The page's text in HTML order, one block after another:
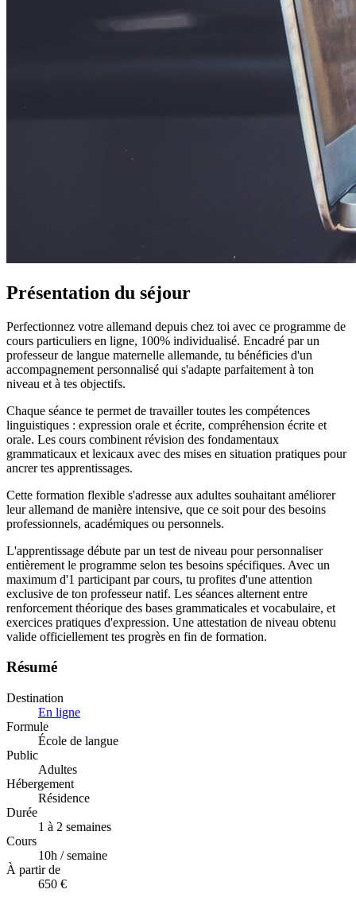
Présentation du séjour
Perfectionnez votre allemand depuis chez toi avec ce programme de
cours particuliers en ligne, 100% individualisé. Encadré par un
professeur de langue maternelle allemande, tu bénéficies d'un
accompagnement personnalisé qui s'adapte parfaitement à ton
niveau et à tes objectifs.
Chaque séance te permet de travailler toutes les compétences
linguistiques : expression orale et écrite, compréhension écrite et
orale. Les cours combinent révision des fondamentaux
grammaticaux et lexicaux avec des mises en situation pratiques pour
ancrer tes apprentissages.
Cette formation flexible s'adresse aux adultes souhaitant améliorer
leur allemand de manière intensive, que ce soit pour des besoins
professionnels, académiques ou personnels.
L'apprentissage débute par un test de niveau pour personnaliser
entièrement le programme selon tes besoins spécifiques. Avec un
maximum d'1 participant par cours, tu profites d'une attention
exclusive de ton professeur natif. Les séances alternent entre
renforcement théorique des bases grammaticales et vocabulaire, et
exercices pratiques d'expression. Une attestation de niveau obtenu
valide officiellement tes progrès en fin de formation.
Résumé
Destination
En ligne
Formule
École de langue
Public
Adultes
Hébergement
Résidence
Durée
1 à 2 semaines
Cours
10h / semaine
À partir de
650 €